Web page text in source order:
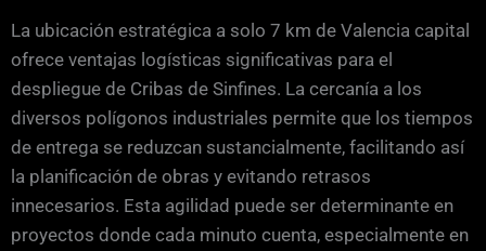
La ubicación estratégica a solo 7 km de Valencia capital
ofrece ventajas logísticas significativas para el
despliegue de Cribas de Sinfines. La cercanía a los
diversos polígonos industriales permite que los tiempos
de entrega se reduzcan sustancialmente, facilitando así
la planificación de obras y evitando retrasos
innecesarios. Esta agilidad puede ser determinante en
proyectos donde cada minuto cuenta, especialmente en